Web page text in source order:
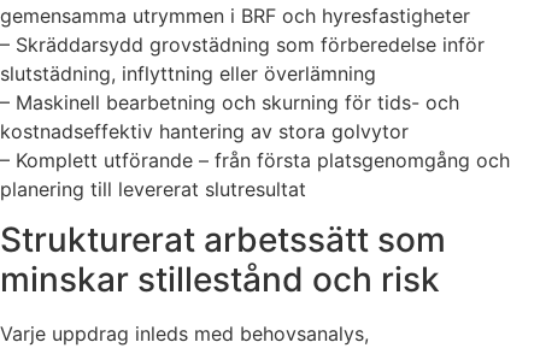
gemensamma utrymmen i BRF och hyresfastigheter
– Skräddarsydd grovstädning som förberedelse inför
slutstädning, inflyttning eller överlämning
– Maskinell bearbetning och skurning för tids- och
kostnadseffektiv hantering av stora golvytor
– Komplett utförande – från första platsgenomgång och
planering till levererat slutresultat
Strukturerat arbetssätt som
minskar stillestånd och risk
Varje uppdrag inleds med behovsanalys,